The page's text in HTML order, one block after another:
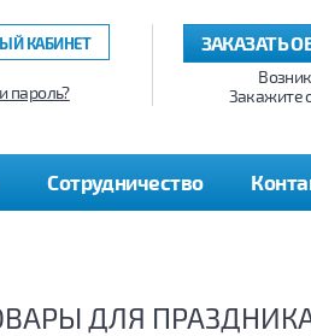
ЗАКАЗАТЬ
Закажите
КАБИНЕТ
пароль?
Сотрудничество
ДЛЯ